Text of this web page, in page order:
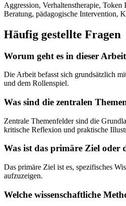
Aggression, Verhaltenstherapie,
Beratung, pädagogische Intervention,
Häufig gestellte Fragen
Worum geht es in dieser
Die Arbeit befasst sich grundsätzlich
und dem Rollenspiel.
Was sind die zentralen
Zentrale Themenfelder sind die
kritische Reflexion und praktische
Was ist das primäre Ziel oder
Das primäre Ziel ist es, spezifisches
aufzuzeigen.
Welche wissenschaftliche